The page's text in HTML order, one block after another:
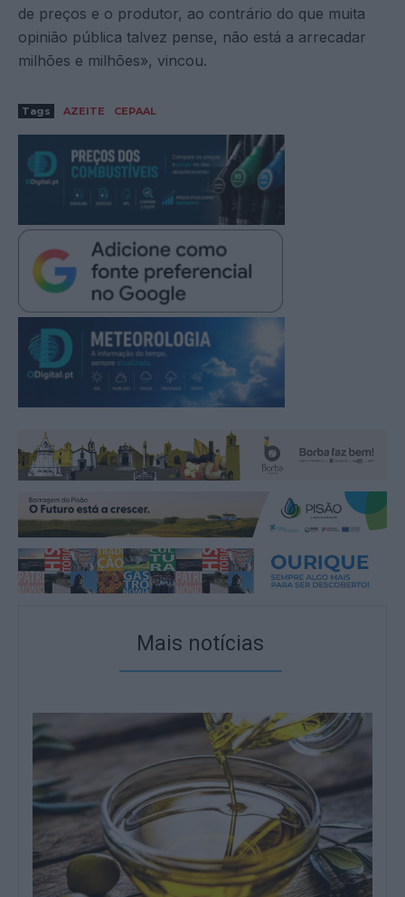
de preços e o produtor, ao contrário do que muita
opinião pública talvez pense, não está a arrecadar
milhões e milhões», vincou.
Tags AZEITE CEPAAL
Mais notícias